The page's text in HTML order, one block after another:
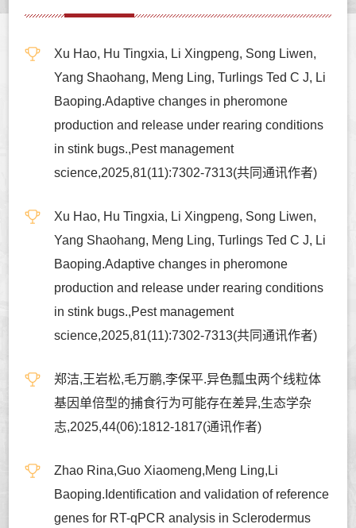
Xu Hao, Hu Tingxia, Li Xingpeng, Song Liwen,
Yang Shaohang, Meng Ling, Turlings Ted C J, Li
Baoping.Adaptive changes in pheromone
production and release under rearing conditions
in stink bugs.,Pest management
science,2025,81(11):7302-7313(共同通讯作者)
Xu Hao, Hu Tingxia, Li Xingpeng, Song Liwen,
Yang Shaohang, Meng Ling, Turlings Ted C J, Li
Baoping.Adaptive changes in pheromone
production and release under rearing conditions
in stink bugs.,Pest management
science,2025,81(11):7302-7313(共同通讯作者)
郑洁,王岩松,毛万鹏,李保平.异色瓢虫两个线粒体
基因单倍型的捕食行为可能存在差异,生态学杂
志,2025,44(06):1812-1817(通讯作者)
Zhao Rina,Guo Xiaomeng,Meng Ling,Li
Baoping.Identification and validation of reference
genes for RT-qPCR analysis in Sclerodermus